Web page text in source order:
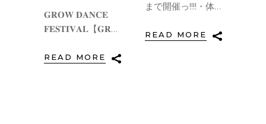
𝐆𝐑𝐎𝐖 𝐃𝐀𝐍𝐂𝐄
𝐅𝐄𝐒𝐓𝐈𝐕𝐀𝐋⁡【𝐆𝐑𝐎𝐖𝐈𝐍𝐆
】⁡𝟐𝟎𝟐𝟑.𝟏𝟎.𝟐𝟐.𝐬𝐮𝐧大
READ MORE
まで開催っ!!!!・体
おひとり様𝟏回限
READ MORE